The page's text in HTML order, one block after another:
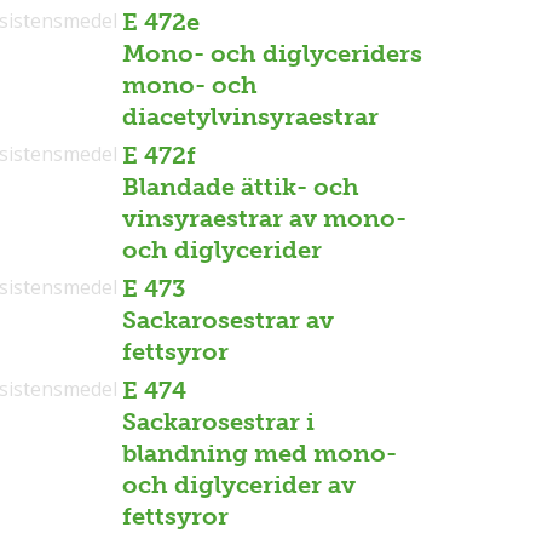
E 472e
Mono- och diglyceriders
mono- och
diacetylvinsyraestrar
E 472f
Blandade ättik- och
vinsyraestrar av mono-
och diglycerider
E 473
Sackarosestrar av
fettsyror
E 474
Sackarosestrar i
blandning med mono-
och diglycerider av
fettsyror